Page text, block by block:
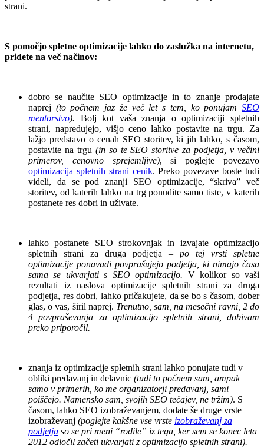
strani.
S pomočjo spletne optimizacije lahko do zaslužka na internetu,
pridete na več načinov:
dobro se naučite SEO optimizacije in to znanje prodajate
naprej (to počnem jaz že več let s tem, ko ponujamSEO
mentorstvo). Bolj kot vaša znanja o optimizaciji spletnih
strani, napredujejo, višjo ceno lahko postavite na trgu. Za
lažjo predstavo o cenah SEO storitev, ki jih lahko, s časom,
postavite na trgu (in so te SEO storitve za podjetja, v večini
primerov, cenovno sprejemljive), si poglejte povezavo
optimizacija spletnih strani cenik. Preko povezave boste tudi
videli, da se pod znanji SEO optimizacije, “skriva” več
storitev, od katerih lahko na trg ponudite samo tiste, v katerih
postanete res dobri in uživate.
lahko postanete SEO strokovnjak in izvajate optimizacijo
spletnih strani za druga podjetja – po tej vrsti spletne
optimizacije ponavadi povprašujejo podjetja, ki nimajo časa
sama se ukvarjati s SEO optimizacijo. V kolikor so vaši
rezultati iz naslova optimizacije spletnih strani za druga
podjetja, res dobri, lahko pričakujete, da se bo s časom, dober
glas, o vas, širil naprej. Trenutno, sam, na mesečni ravni, 2 do
4 povpraševanja za optimizacijo spletnih strani, dobivam
preko priporočil.
znanja iz optimizacije spletnih strani lahko ponujate tudi v
obliki predavanj in delavnic (tudi to počnem sam, ampak
samo v primerih, ko me organizatorji predavanj, sami
poiščejo. Namensko sam, svojih SEO tečajev, ne tržim). S
časom, lahko SEO izobraževanjem, dodate še druge vrste
izobraževanj (poglejte kakšne vse vrste izobraževanj za
podjetja so se pri meni “rodile” iz tega, ker sem se konec leta
2012 odločil začeti ukvarjati z optimizacijo spletnih strani).